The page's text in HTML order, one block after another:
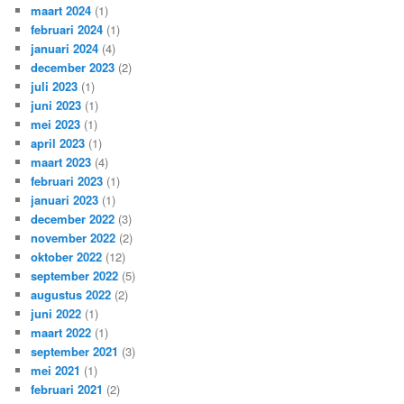
maart 2024 (1)
februari 2024 (1)
januari 2024 (4)
december 2023 (2)
juli 2023 (1)
juni 2023 (1)
mei 2023 (1)
april 2023 (1)
maart 2023 (4)
februari 2023 (1)
januari 2023 (1)
december 2022 (3)
november 2022 (2)
oktober 2022 (12)
september 2022 (5)
augustus 2022 (2)
juni 2022 (1)
maart 2022 (1)
september 2021 (3)
mei 2021 (1)
februari 2021 (2)